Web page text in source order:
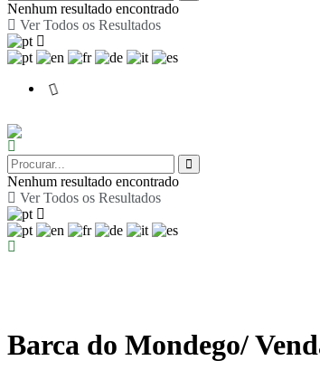
Nenhum resultado encontrado
Ver Todos os Resultados
Nenhum resultado encontrado
Ver Todos os Resultados
Barca do Mondego/